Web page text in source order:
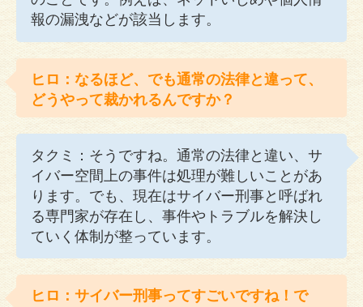
報の漏洩などが該当します。
ヒロ：なるほど、でも通常の法律と違って、
どうやって裁かれるんですか？
タクミ：そうですね。通常の法律と違い、サ
イバー空間上の事件は処理が難しいことがあ
ります。でも、現在はサイバー刑事と呼ばれ
る専門家が存在し、事件やトラブルを解決し
ていく体制が整っています。
ヒロ：サイバー刑事ってすごいですね！で